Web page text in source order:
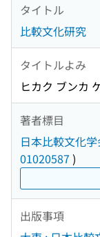
タイトル
比較文化研究
タイトルよみ
ヒカク ブンカ
著者標目
日本比較文化
01020587 )
出版事項